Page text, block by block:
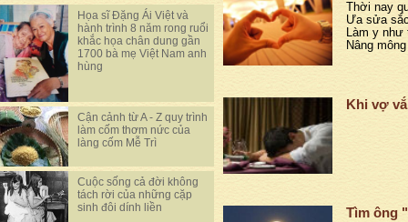
Họa sĩ Đặng Ái Việt và
hành trình 8 năm rong ruổi
khắc họa chân dung gần
1700 bà mẹ Việt Nam anh
hùng
Cận cảnh từ A - Z quy trình
làm cốm thơm nức của
làng cốm Mễ Trì
Cuộc sống cả đời không
tách rời của những cặp
sinh đôi dính liền
Thời nay
Ưa sửa
Làm y như
Nâng
Khi vợ
Tìm ông